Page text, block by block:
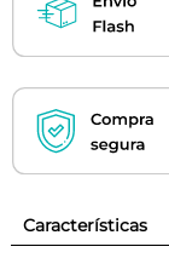
Características